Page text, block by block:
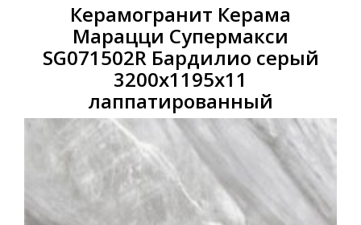
Керамогранит Керама
Марацци Супермакси
SG071502R Бардилио серый
3200x1195x11
лаппатированный